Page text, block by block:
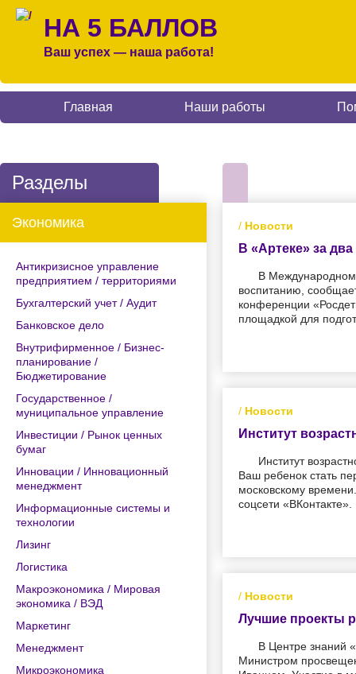
НА 5 БАЛЛОВ
Ваш успех — наша работа!
Главная Наши работы
Разделы
Экономика
Антикризисное управление
предприятием / территориями
Бухгалтерский учет / Аудит
Банковское дело
Внутрифирменное / Бизнес-
планирование /
Бюджетирование
Государственное /
муниципальное управление
Инвестиции / Рынок ценных
бумаг
Инновации / Инновационный
менеджмент
Информационные системы и
технологии
Лизинг
Логистика
Макроэкономика / Мировая
экономика / ВЭД
Маркетинг
Менеджмент
Микроэкономика
/ Новости
В «Артеке» за
В Международном
воспитанию,
конференции
площадкой для
/ Новости
Институт
Институт
Ваш ребенок стать
московскому
соцсети
/ Новости
Лучшие проекты
В Центре знаний
Министром